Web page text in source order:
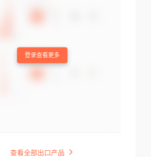
登录查看更多
查看全部出口产品